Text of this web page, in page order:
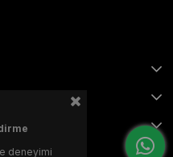
deneyimi